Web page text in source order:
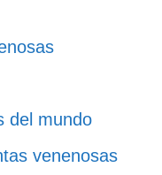
del mundo
venenosas